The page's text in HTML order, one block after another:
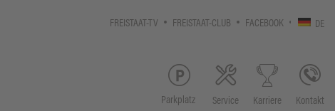
FREISTAAT-TV FREISTAAT-CLUB FACEBOOK DE
Parkplatz Service Karriere Kontakt